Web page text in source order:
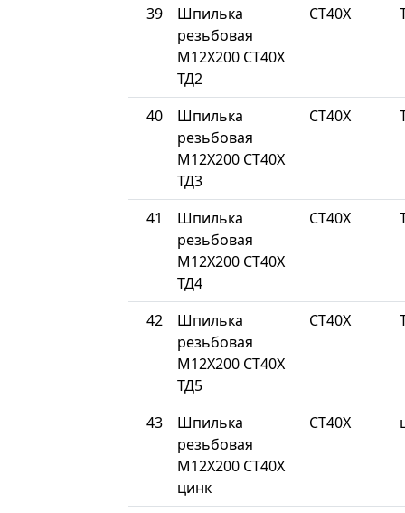
39
Шпилька
резьбовая
М12Х200 СТ40Х
ТД2
СТ40Х
40
Шпилька
резьбовая
М12Х200 СТ40Х
ТД3
СТ40Х
41
Шпилька
резьбовая
М12Х200 СТ40Х
ТД4
СТ40Х
42
Шпилька
резьбовая
М12Х200 СТ40Х
ТД5
СТ40Х
43
Шпилька
резьбовая
М12Х200 СТ40Х
цинк
СТ40Х